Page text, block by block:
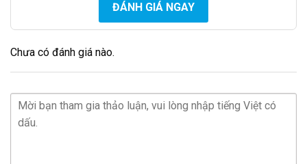
ĐÁNH GIÁ NGAY
Chưa có đánh giá nào.